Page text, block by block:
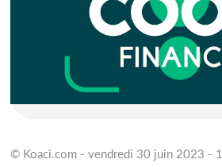
© Koaci.com - vendredi 30 juin 2023 -